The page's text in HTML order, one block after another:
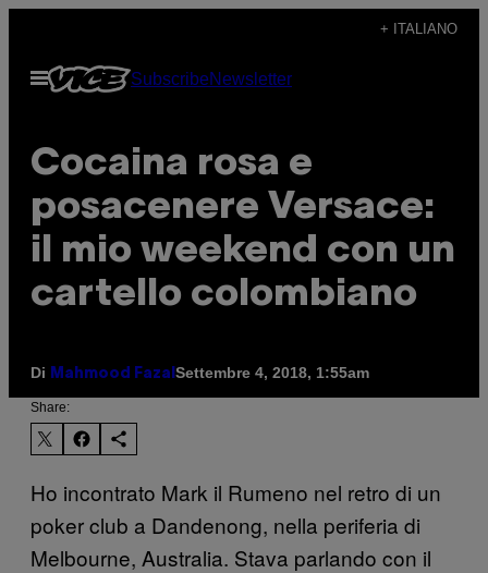
contenuto
+ ITALIANO
Apri
SubscribeNewsletter
Cocaina rosa e
posacenere Versace:
il mio weekend con un
cartello colombiano
Di Mahmood Fazal Settembre 4, 2018, 1:55am
Share:
Ho incontrato Mark il Rumeno nel retro di un
poker club a Dandenong, nella periferia di
Melbourne, Australia. Stava parlando con il